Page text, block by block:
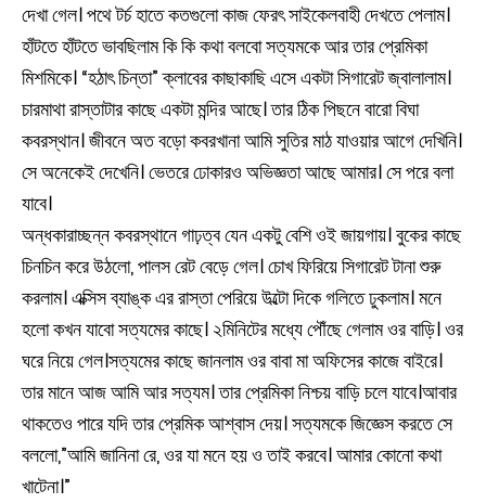
দেখা গেল। পথে টর্চ হাতে কতগুলো কাজ ফেরৎ সাইকেলবাহী দেখতে পেলাম।
হাঁটতে হাঁটতে ভাবছিলাম কি কি কথা বলবো সত্যমকে আর তার প্রেমিকা
মিশমিকে। “হঠাৎ চিন্তা” ক্লাবের কাছাকাছি এসে একটা সিগারেট জ্বালালাম।
চারমাথা রাস্তাটার কাছে একটা মন্দির আছে। তার ঠিক পিছনে বারো বিঘা
কবরস্থান। জীবনে অত বড়ো কবরখানা আমি সুতির মাঠ যাওয়ার আগে দেখিনি।
সে অনেকেই দেখেনি। ভেতরে ঢোকারও অভিজ্ঞতা আছে আমার। সে পরে বলা
যাবে।
অন্ধকারাচ্ছন্ন কবরস্থানে গাঢ়ত্ব যেন একটু বেশি ওই জায়গায়। বুকের কাছে
চিনচিন করে উঠলো, পালস রেট বেড়ে গেল। চোখ ফিরিয়ে সিগারেট টানা শুরু
করলাম। এক্সিস ব্যাঙ্ক এর রাস্তা পেরিয়ে উল্টো দিকে গলিতে ঢুকলাম। মনে
হলো কখন যাবো সত্যমের কাছে। ২মিনিটের মধ্যে পৌঁছে গেলাম ওর বাড়ি। ওর
ঘরে নিয়ে গেল।সত্যমের কাছে জানলাম ওর বাবা মা অফিসের কাজে বাইরে।
তার মানে আজ আমি আর সত্যম। তার প্রেমিকা নিশ্চয় বাড়ি চলে যাবে।আবার
থাকতেও পারে যদি তার প্রেমিক আশ্বাস দেয়। সত্যমকে জিজ্ঞেস করতে সে
বললো,”আমি জানিনা রে, ওর যা মনে হয় ও তাই করবে। আমার কোনো কথা
খাটেনা।”